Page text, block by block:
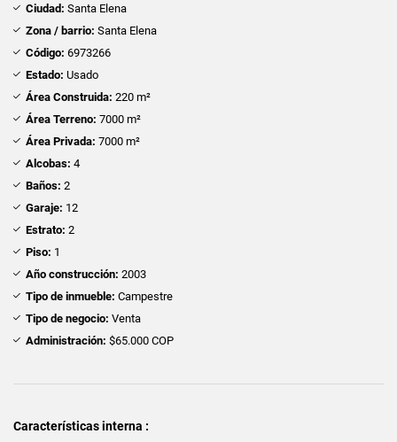
Ciudad: Santa Elena
Zona / barrio: Santa Elena
Código: 6973266
Estado: Usado
Área Construida: 220 m²
Área Terreno: 7000 m²
Área Privada: 7000 m²
Alcobas: 4
Baños: 2
Garaje: 12
Estrato: 2
Piso: 1
Año construcción: 2003
Tipo de inmueble: Campestre
Tipo de negocio: Venta
Administración: $65.000 COP
Características interna :